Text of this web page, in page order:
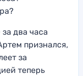
два часа
признался,
за
теперь